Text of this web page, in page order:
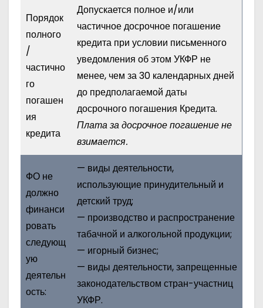
Порядок
полного
/
частично
го
погашен
ия
кредита
Допускается полное и/или
частичное досрочное погашение
кредита при условии письменного
уведомления об этом УКФР не
менее, чем за 30 календарных дней
до предполагаемой даты
досрочного погашения Кредита.
Плата за досрочное погашение не
взимается.
ФО не
должно
финанси
ровать
следующ
ую
деятельн
ость:
— виды деятельности,
использующие принудительный и
детский труд;
— производство и распространение
табачной и алкогольной продукции;
— игорный бизнес;
— виды деятельности, запрещенные
законодательством стран-участниц
УКФР.